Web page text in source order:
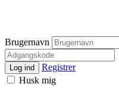
Brugernavn
Log ind
Registrer
Husk mig